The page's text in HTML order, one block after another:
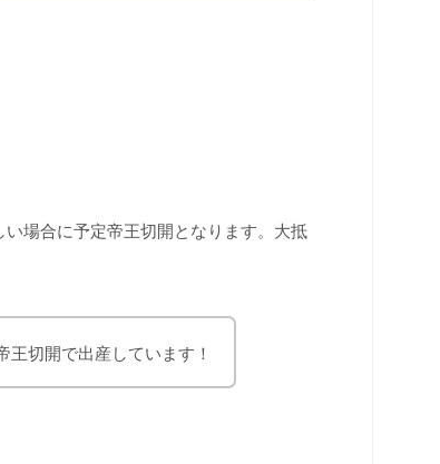
場合に予定帝王切開となります。大抵
切開で出産しています！